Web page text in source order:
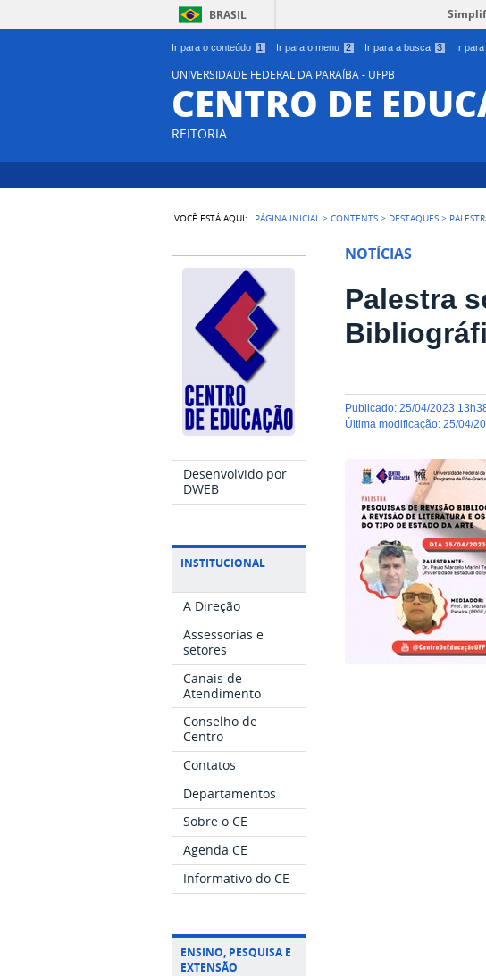
Ir para o conteúdo 1 Ir para o menu 2 Ir para a busca 3 Ir
BRASIL
UNIVERSIDADE FEDERAL DA PARAÍBA - UFPB
CENTRO DE
REITORIA
VOCÊ ESTÁ AQUI: PÁGINA INICIAL >CONTENTS > DESTAQUES >
Desenvolvido por
DWEB
INSTITUCIONAL
A Direção
Assessorias e
setores
Canais de
Atendimento
Conselho de
Centro
Contatos
Departamentos
Sobre o CE
Agenda CE
Informativo do CE
ENSINO, PESQUISA E
EXTENSÃO
NOTÍCIAS
Palestra
publicado:25/04/2023
última modificação:25/04/